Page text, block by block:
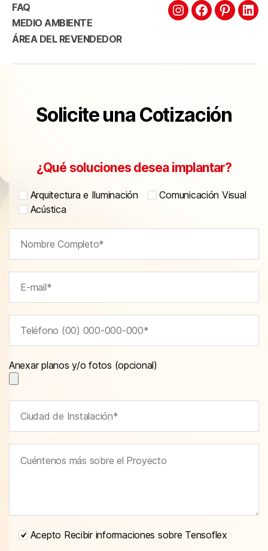
FAQ
MEDIO AMBIENTE
ÁREA DEL REVENDEDOR
Solicite una Cotización
¿Qué soluciones desea implantar?
Arquitectura e Iluminación
Comunicación Visual
Acústica
Anexar planos y/o fotos (opcional)
Acepto Recibir informaciones sobre Tensoflex